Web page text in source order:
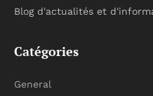
Blog d'actualités et
Catégories
General